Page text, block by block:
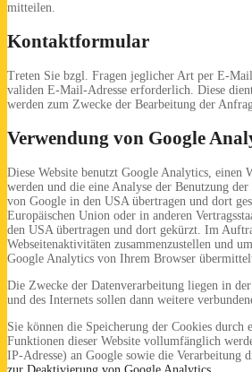
mitteilen.
Kontaktformular
Treten Sie bzgl. Fragen jeglicher Art per E-
validen E-Mail-Adresse erforderlich. Diese
werden zum Zwecke der Bearbeitung der
Verwendung von Google
Diese Website benutzt Google Analytics, einen
werden und die eine Analyse der Benutzung
von Google in den USA übertragen und dort
Europäischen Union oder in anderen
den USA übertragen und dort gekürzt. Im
Webseitenaktivitäten zusammenzustellen und
Google Analytics von Ihrem Browser
Die Zwecke der Datenverarbeitung liegen in
und des Internets sollen dann weitere
Sie können die Speicherung der Cookies
Funktionen dieser Website vollumfänglich
IP-Adresse) an Google sowie die